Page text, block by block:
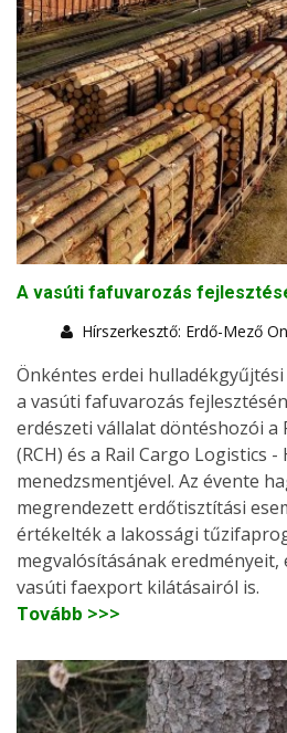
A vasúti fafuvarozás
Hírszerkesztő: Erdő-Mező
Önkéntes erdei
a vasúti fafuvarozás
erdészeti vállalat döntéshozói a
(RCH) és a Rail Cargo Logistics
menedzsmentjével. Az évente
megrendezett erdőtisztítási
értékelték a lakossági
megvalósításának eredményeit,
vasúti faexport kilátásairól is.
Tovább >>>